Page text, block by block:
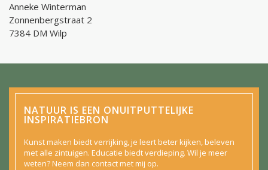
Anneke Winterman
Zonnenbergstraat 2
7384 DM Wilp
NATUUR IS EEN ONUITPUTTELIJKE
INSPIRATIEBRON
Kunst maken biedt verrijking, je leert beter kijken, beleven
met alle zintuigen. Educatie biedt verdieping. Wil je meer
weten? Neem dan contact met mij op.